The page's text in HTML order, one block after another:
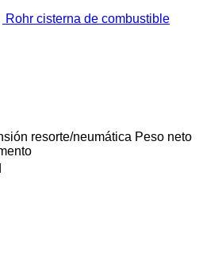
Rohr cisterna de combustible
resorte/neumática Peso neto